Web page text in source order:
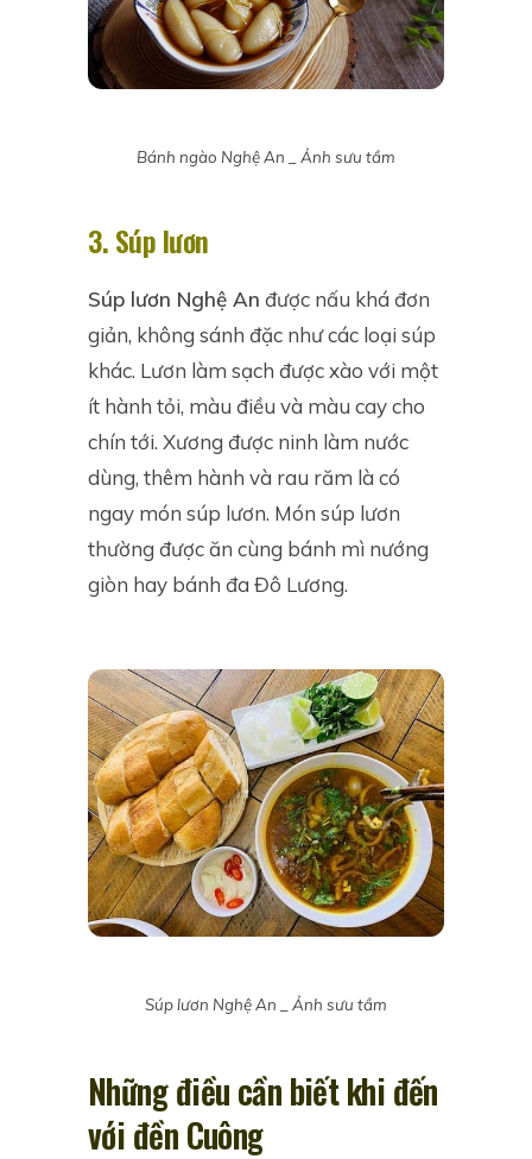
Bánh ngào Nghệ An _ Ảnh sưu tầm
3. Súp lươn
Súp lươn Nghệ An được nấu khá đơn
giản, không sánh đặc như các loại súp
khác. Lươn làm sạch được xào với một
ít hành tỏi, màu điều và màu cay cho
chín tới. Xương được ninh làm nước
dùng, thêm hành và rau răm là có
ngay món súp lươn. Món súp lươn
thường được ăn cùng bánh mì nướng
giòn hay bánh đa Đô Lương.
Súp lươn Nghệ An _ Ảnh sưu tầm
Những điều cần biết khi đến
với đền Cuông